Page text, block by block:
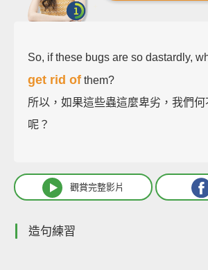
So, if these bugs are so dastardly,
get rid of them?
所以，如果這些蟲這麼卑劣，我們何
呢？
觀賞完整影片
造句練習